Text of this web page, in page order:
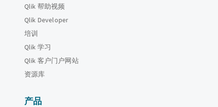
Qlik 帮助视频
Qlik Developer
培训
Qlik 学习
Qlik 客户门户网站
资源库
产品